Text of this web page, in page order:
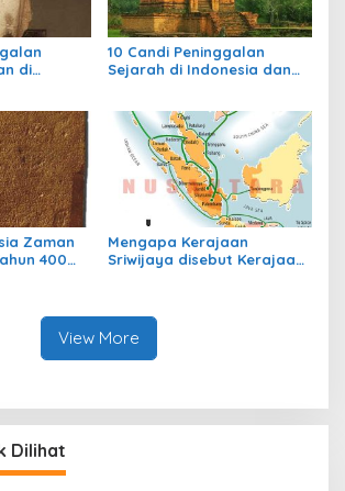
di
10 Candi Peninggalan
Sejarah di Indonesia dan
Zaman
400
Mengapa Kerajaan
Sriwijaya disebut Kerajaan
View More
Dilihat